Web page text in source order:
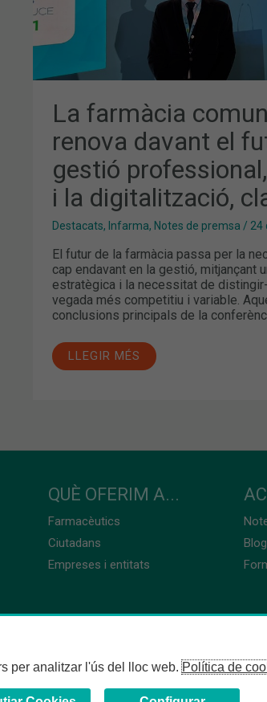
La farmàcia
renova davant el
gestió
i la digitalització,
Destacats, Infarma, Notes de premsa / 24
El futur de la farmàcia passa per la
cap endavant en la gestió, mitjançant
estratègica i la necessitat de
vegada més competitiu i variable.
conclusions principals de la
DIGITALITZACIÓ,
CLAUS
L’ÈXIT
LLEGIR MÉS
QUÈ OFERIM A...
Farmacèutics
Ciutadans
Empreses i entitats
Blog
per analitzar l'ús del lloc web.Política de